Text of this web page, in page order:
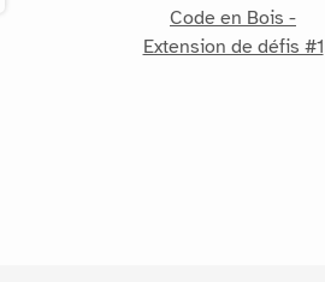
Code en Bois -
Extension de défis #1